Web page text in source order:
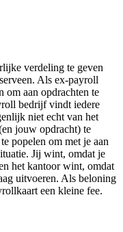
verdeling te geven
Als ex-payroll
om aan opdrachten te
bedrijf vindt iedere
niet echt van het
jouw opdracht) te
popelen om met je aan
Jij wint, omdat je
het kantoor wint, omdat
uitvoeren. Als beloning
een kleine fee.